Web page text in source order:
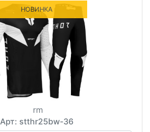
НОВИНКА
rm
Арт: stthr25bw-36